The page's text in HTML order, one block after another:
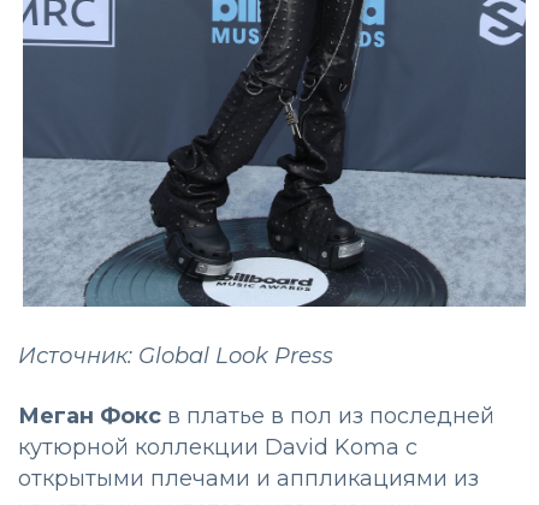
Источник: Global Look Press
Меган Фокс в платье в пол из последней
кутюрной коллекции David Koma с
открытыми плечами и аппликациями из